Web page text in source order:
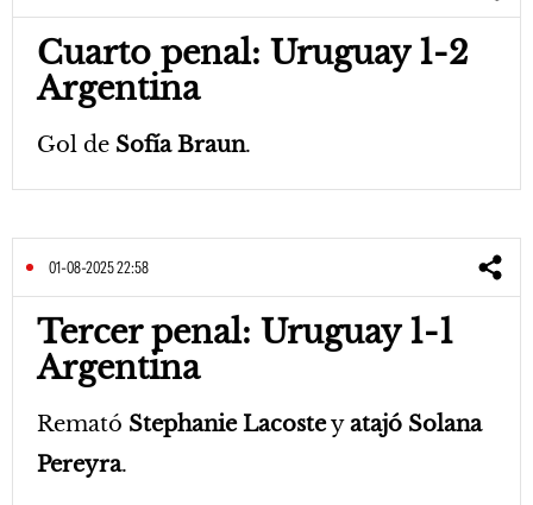
Cuarto penal: Uruguay 1-2
Argentina
Gol de Sofía Braun.
01-08-2025 22:58
Tercer penal: Uruguay 1-1
Argentina
Remató Stephanie Lacosteyatajó Solana
Pereyra.